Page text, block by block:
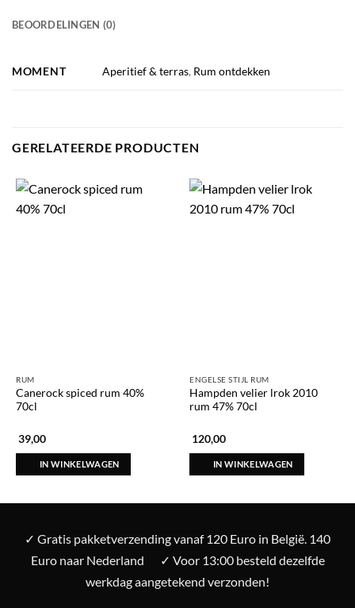
BEOORDELINGEN (0)
MOMENT Aperitief & terras, Rum ontdekken
GERELATEERDE PRODUCTEN
RUM
Canerock spiced rum 40%
70cl
39,00
IN WINKELWAGEN
ENGELSE STIJL RUM
Hampden velier lrok 2010
rum 47% 70cl
120,00
IN WINKELWAGEN
✓ Gratis pakketverzending vanaf 120 Euro in België. 140
Euro naar Nederland
✓ Voor 13:00 besteld dezelfde
werkdag aangetekend verzonden!